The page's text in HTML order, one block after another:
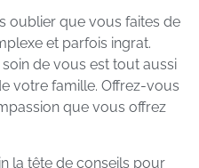
oublier que vous faites de
et parfois ingrat.
de vous est tout aussi
votre famille. Offrez-vous
que vous offrez
la tête de conseils pour